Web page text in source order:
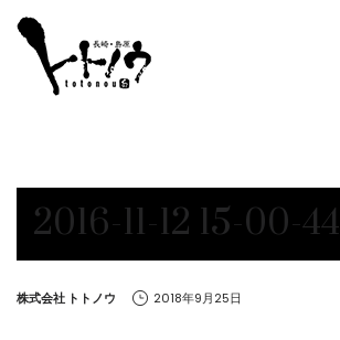
2016-11-12 15-00-44
by
株式会社 トトノウ 2018年9月25日